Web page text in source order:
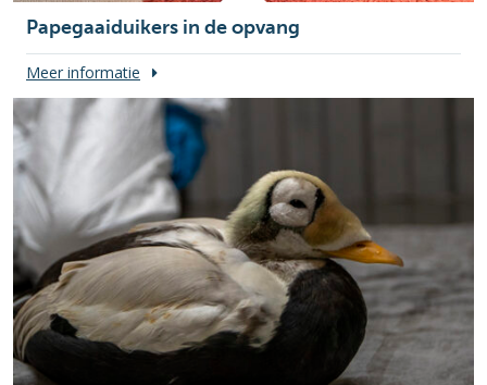
Papegaaiduikers in de opvang
Meer informatie